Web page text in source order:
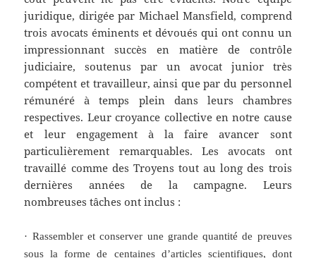
juridique, dirigée par Michael Mansfield, comprend
trois avocats éminents et dévoués qui ont connu un
impressionnant succès en matière de contrôle
judiciaire, soutenus par un avocat junior très
compétent et travailleur, ainsi que par du personnel
rémunéré à temps plein dans leurs chambres
respectives. Leur croyance collective en notre cause
et leur engagement à la faire avancer sont
particulièrement remarquables. Les avocats ont
travaillé comme des Troyens tout au long des trois
dernières années de la campagne. Leurs
nombreuses tâches ont inclus :
· Rassembler et conserver une grande quantité de preuves
sous la forme de centaines d’articles scientifiques, dont